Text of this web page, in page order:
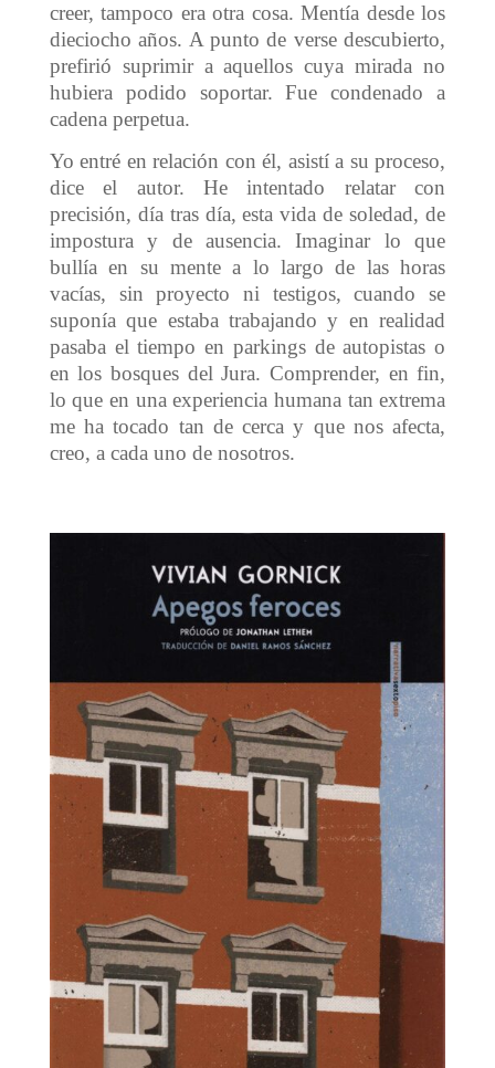
creer, tampoco era otra cosa. Mentía desde los
dieciocho años. A punto de verse descubierto,
prefirió suprimir a aquellos cuya mirada no
hubiera podido soportar. Fue condenado a
cadena perpetua.
Yo entré en relación con él, asistí a su proceso,
dice el autor. He intentado relatar con
precisión, día tras día, esta vida de soledad, de
impostura y de ausencia. Imaginar lo que
bullía en su mente a lo largo de las horas
vacías, sin proyecto ni testigos, cuando se
suponía que estaba trabajando y en realidad
pasaba el tiempo en parkings de autopistas o
en los bosques del Jura. Comprender, en fin,
lo que en una experiencia humana tan extrema
me ha tocado tan de cerca y que nos afecta,
creo, a cada uno de nosotros.